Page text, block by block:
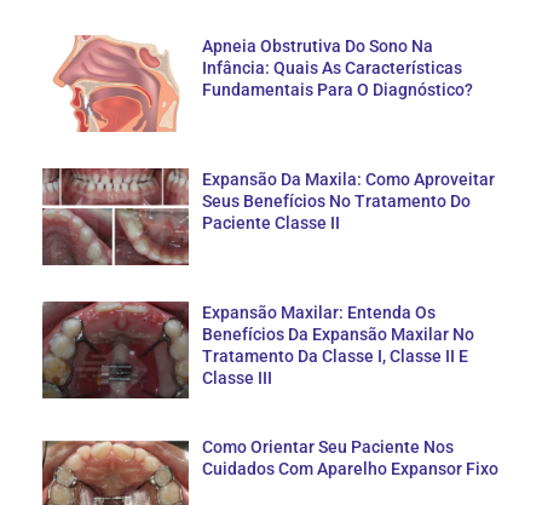
Apneia Obstrutiva Do Sono Na
Infância: Quais As Características
Fundamentais Para O Diagnóstico?
Expansão Da Maxila: Como Aproveitar
Seus Benefícios No Tratamento Do
Paciente Classe II
Expansão Maxilar: Entenda Os
Benefícios Da Expansão Maxilar No
Tratamento Da Classe I, Classe II E
Classe III
Como Orientar Seu Paciente Nos
Cuidados Com Aparelho Expansor Fixo